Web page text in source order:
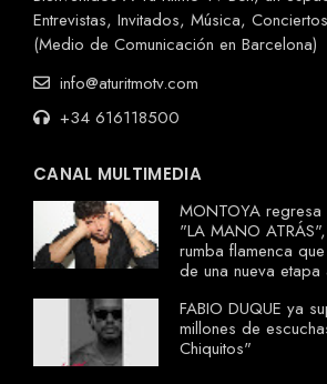
Entrevistas, Invitados, Música,
(Medio de Comunicación en Barcelona)
info@aturitmotv.com
+34 616118500
CANAL MULTIMEDIA
MONTOYA
"LA MANO
rumba flamenca
de una nueva etapa
FABIO DUQUE ya
millones de
Chiquitos"